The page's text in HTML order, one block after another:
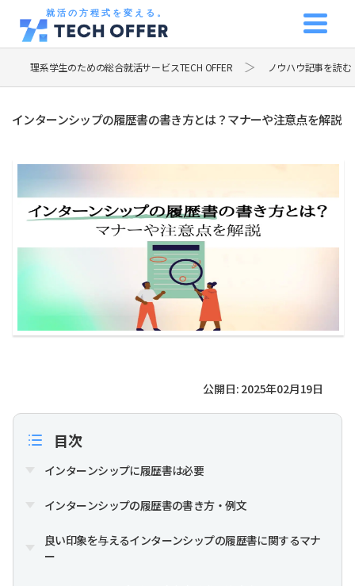
就活の方程式を変える。
理系学生のための総合就活サービスTECH OFFER ノウハウ記事を読む
インターンシップの履歴書の書き方とは？マナーや注意点を解説
公開日: 2025年02月19日
目次
インターンシップに履歴書は必要
インターンシップの履歴書の書き方・例文
良い印象を与えるインターンシップの履歴書に関するマナ
ー